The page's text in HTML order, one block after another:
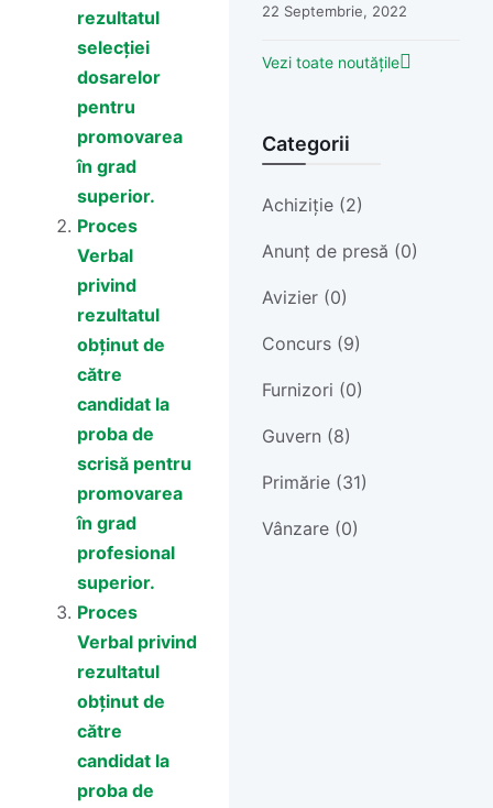
rezultatul
selecției
dosarelor
pentru
promovarea
în grad
superior.
Proces
Verbal
privind
rezultatul
obținut de
către
candidat la
proba de
scrisă pentru
promovarea
în grad
profesional
superior.
Proces
Verbal privind
rezultatul
obținut de
către
candidat la
proba de
22 Septembrie, 2022
Vezi toate noutățile
Categorii
Achiziție (2)
Anunț de presă (0)
Avizier (0)
Concurs (9)
Furnizori (0)
Guvern (8)
Primărie (31)
Vânzare (0)